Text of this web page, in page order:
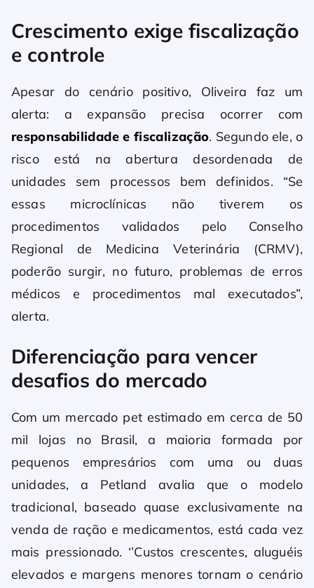
Crescimento exige fiscalização
e controle
Apesar do cenário positivo, Oliveira faz um
alerta: a expansão precisa ocorrer com
responsabilidade e fiscalização. Segundo ele, o
risco está na abertura desordenada de
unidades sem processos bem definidos. “Se
essas microclínicas não tiverem os
procedimentos validados pelo Conselho
Regional de Medicina Veterinária (CRMV),
poderão surgir, no futuro, problemas de erros
médicos e procedimentos mal executados”,
alerta.
Diferenciação para vencer
desafios do mercado
Com um mercado pet estimado em cerca de 50
mil lojas no Brasil, a maioria formada por
pequenos empresários com uma ou duas
unidades, a Petland avalia que o modelo
tradicional, baseado quase exclusivamente na
venda de ração e medicamentos, está cada vez
mais pressionado. ‘’Custos crescentes, aluguéis
elevados e margens menores tornam o cenário